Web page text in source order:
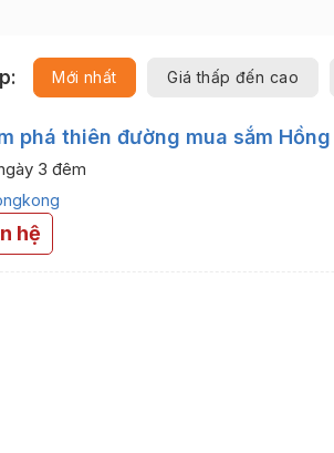
Mới nhất Giá thấp đến cao
phá thiên đường mua sắm
3 đêm
hệ